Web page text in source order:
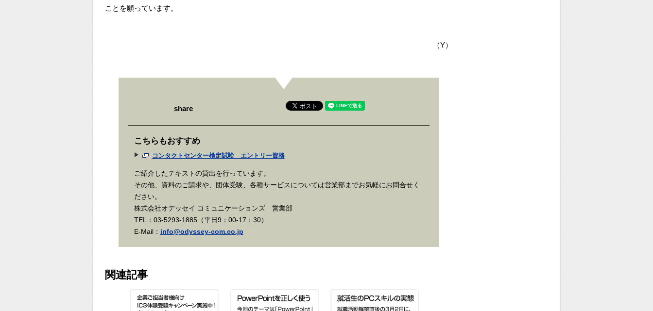
ことを願っています。
（Y）
share
こちらもおすすめ
コンタクトセンター検定試験 エントリー資格
ご紹介したテキストの貸出を行っています。
その他、資料のご請求や、団体受験、各種サービスについては営業部までお気軽にお問合せく
ださい。
株式会社オデッセイ コミュニケーションズ 営業部
TEL：03-5293-1885（平日9：00-17：30）
E-Mail： info@odyssey-com.co.jp
関連記事